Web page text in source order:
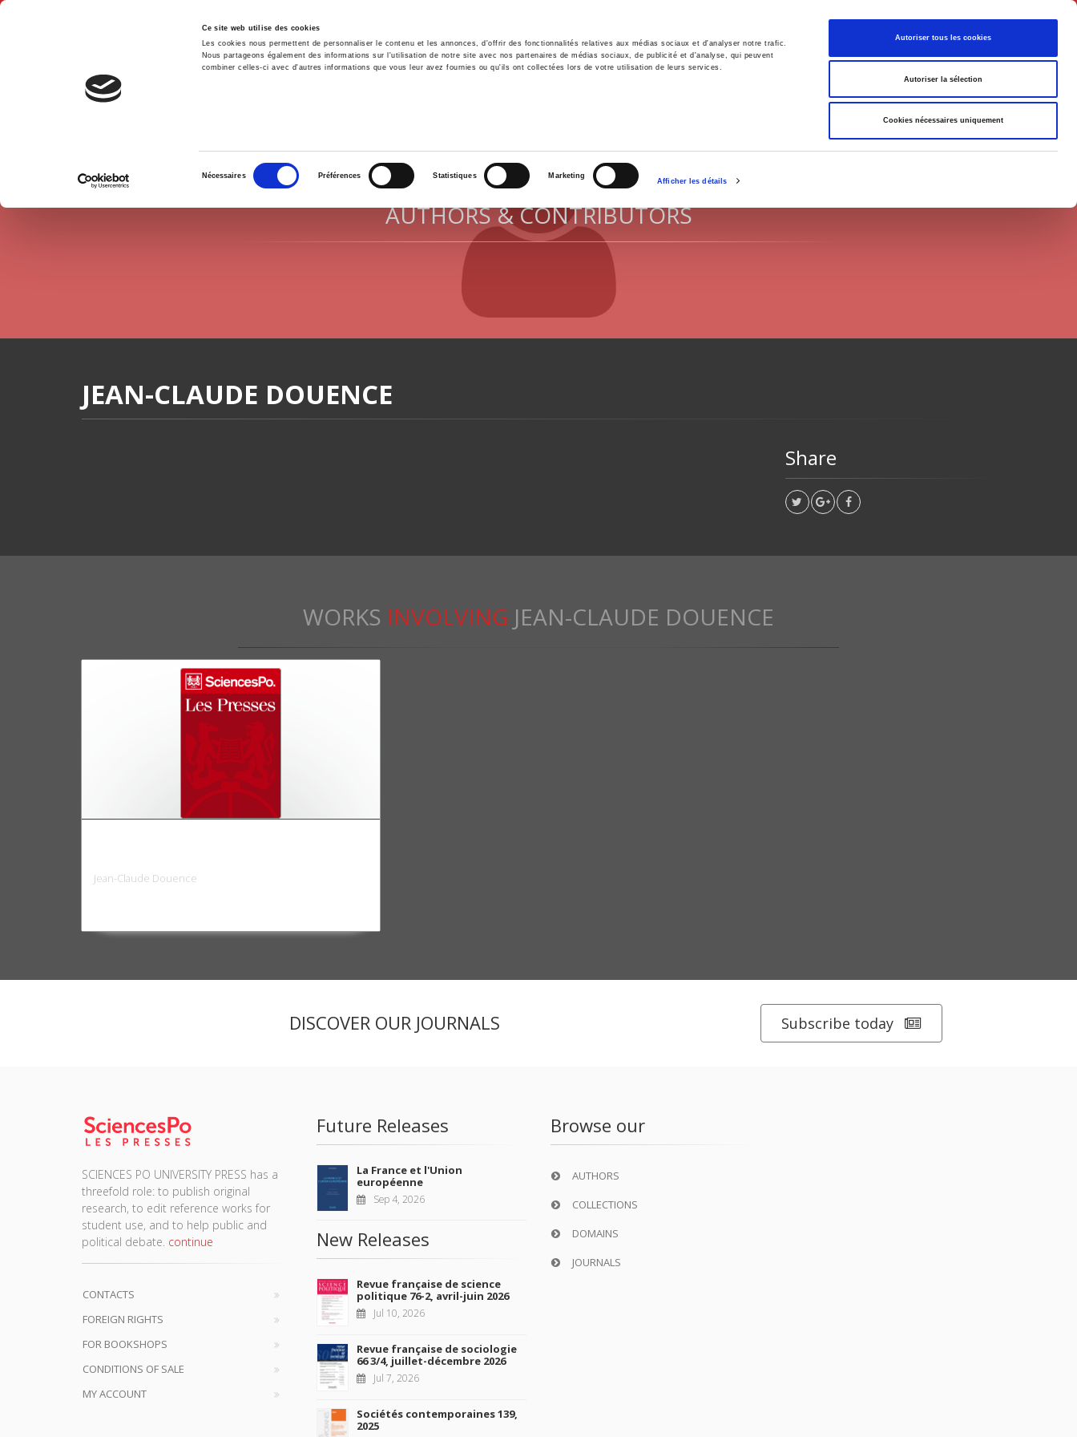
Ce site web utilise des cookies
Les cookies nous permettent de personnaliser le contenu et les annonces, d'offrir des fonctionnalités relatives aux médias sociaux et d'analyser notre trafic.
Nous partageons également des informations sur l'utilisation de notre site avec nos partenaires de médias sociaux, de publicité et d'analyse, qui peuvent
combiner celles-ci avec d'autres informations que vous leur avez fournies ou qu'ils ont collectées lors de votre utilisation de leurs services.
consentement
Nécessaires Préférences Statistiques Marketing
Afficher les détails
Autoriser tous les cookies
Autoriser la sélection
Cookies nécessaires uniquement
English
Home Environment History International Politics
AUTHORS & CONTRIBUTORS
JEAN-CLAUDE DOUENCE
Share
WORKS INVOLVING JEAN-CLAUDE DOUENCE
Jean-Claude Douence
DISCOVER OUR JOURNALS Subscribe today
SCIENCES PO UNIVERSITY PRESS has a
threefold role: to publish original
research, to edit reference works for
student use, and to help public and
political debate. continue
CONTACTS
FOREIGN RIGHTS
FOR BOOKSHOPS
CONDITIONS OF SALE
MY ACCOUNT
Future Releases
La France et l'Union
européenne
Sep 4, 2026
New Releases
Revue française de science
politique 76-2, avril-juin 2026
Jul 10, 2026
Revue française de sociologie
66 3/4, juillet-décembre 2026
Jul 7, 2026
Sociétés contemporaines 139,
2025
Browse our
AUTHORS
COLLECTIONS
DOMAINS
JOURNALS